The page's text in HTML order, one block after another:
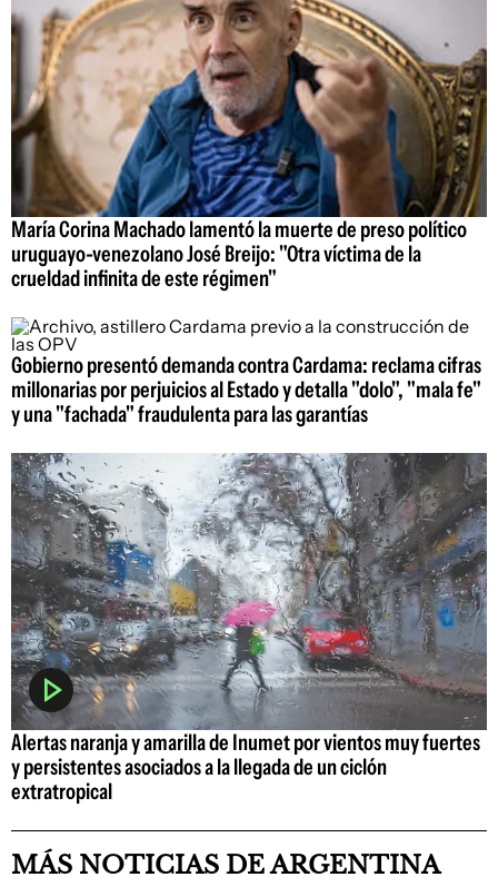
María Corina Machado lamentó la muerte de preso político
uruguayo-venezolano José Breijo: "Otra víctima de la
crueldad infinita de este régimen"
Gobierno presentó demanda contra Cardama: reclama cifras
millonarias por perjuicios al Estado y detalla "dolo", "mala fe"
y una "fachada" fraudulenta para las garantías
Alertas naranja y amarilla de Inumet por vientos muy fuertes
y persistentes asociados a la llegada de un ciclón
extratropical
MÁS NOTICIAS DE ARGENTINA